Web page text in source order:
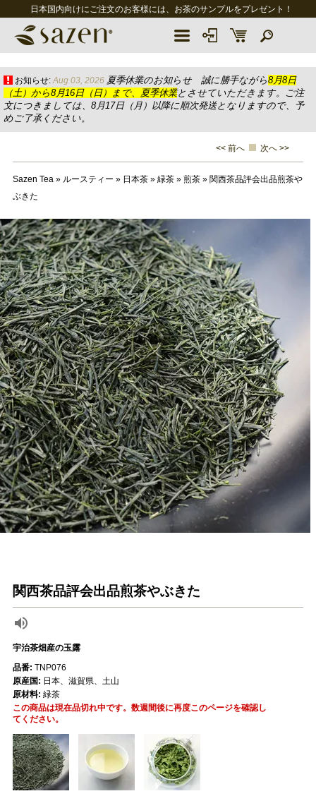
日本国内向けにご注文のお客様には、お茶のサンプルをプレゼント！
お知らせ: Aug 03, 2026 夏季休業のお知らせ 誠に勝手ながら8月8日
（土）から8月16日（日）まで、夏季休業とさせていただきます。ご注
文につきましては、8月17日（月）以降に順次発送となりますので、予
めご了承ください。
<< 前へ 次へ >>
Sazen Tea» ルースティー » 日本茶» 緑茶» 煎茶» 関西茶品評会出品煎茶や
ぶきた
関西茶品評会出品煎茶やぶきた
宇治茶畑産の玉露
品番: TNP076
原産国: 日本、滋賀県、土山
原材料: 緑茶
この商品は現在品切れ中です。数週間後に再度このページを確認し
てください。